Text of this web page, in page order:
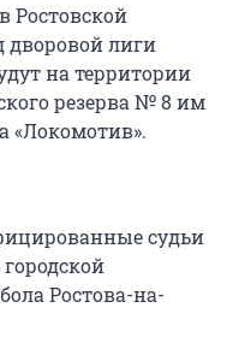
Ростовской
дворовой лиги
на территории
резерва № 8 им
«Локомотив».
судьи
Ростова-на-